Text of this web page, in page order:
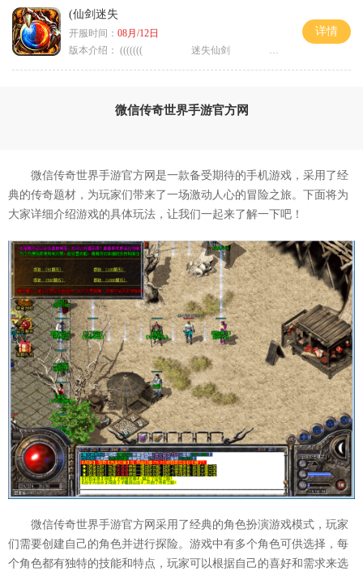
(仙剑迷失
开服时间： 08月/12日
版本介绍： ((((((( 迷失仙剑 )))))
详情
微信传奇世界手游官方网
微信传奇世界手游官方网是一款备受期待的手机游戏，采用了经
典的传奇题材，为玩家们带来了一场激动人心的冒险之旅。下面将为
大家详细介绍游戏的具体玩法，让我们一起来了解一下吧！
微信传奇世界手游官方网采用了经典的角色扮演游戏模式，玩家
们需要创建自己的角色并进行探险。游戏中有多个角色可供选择，每
个角色都有独特的技能和特点，玩家可以根据自己的喜好和需求来选